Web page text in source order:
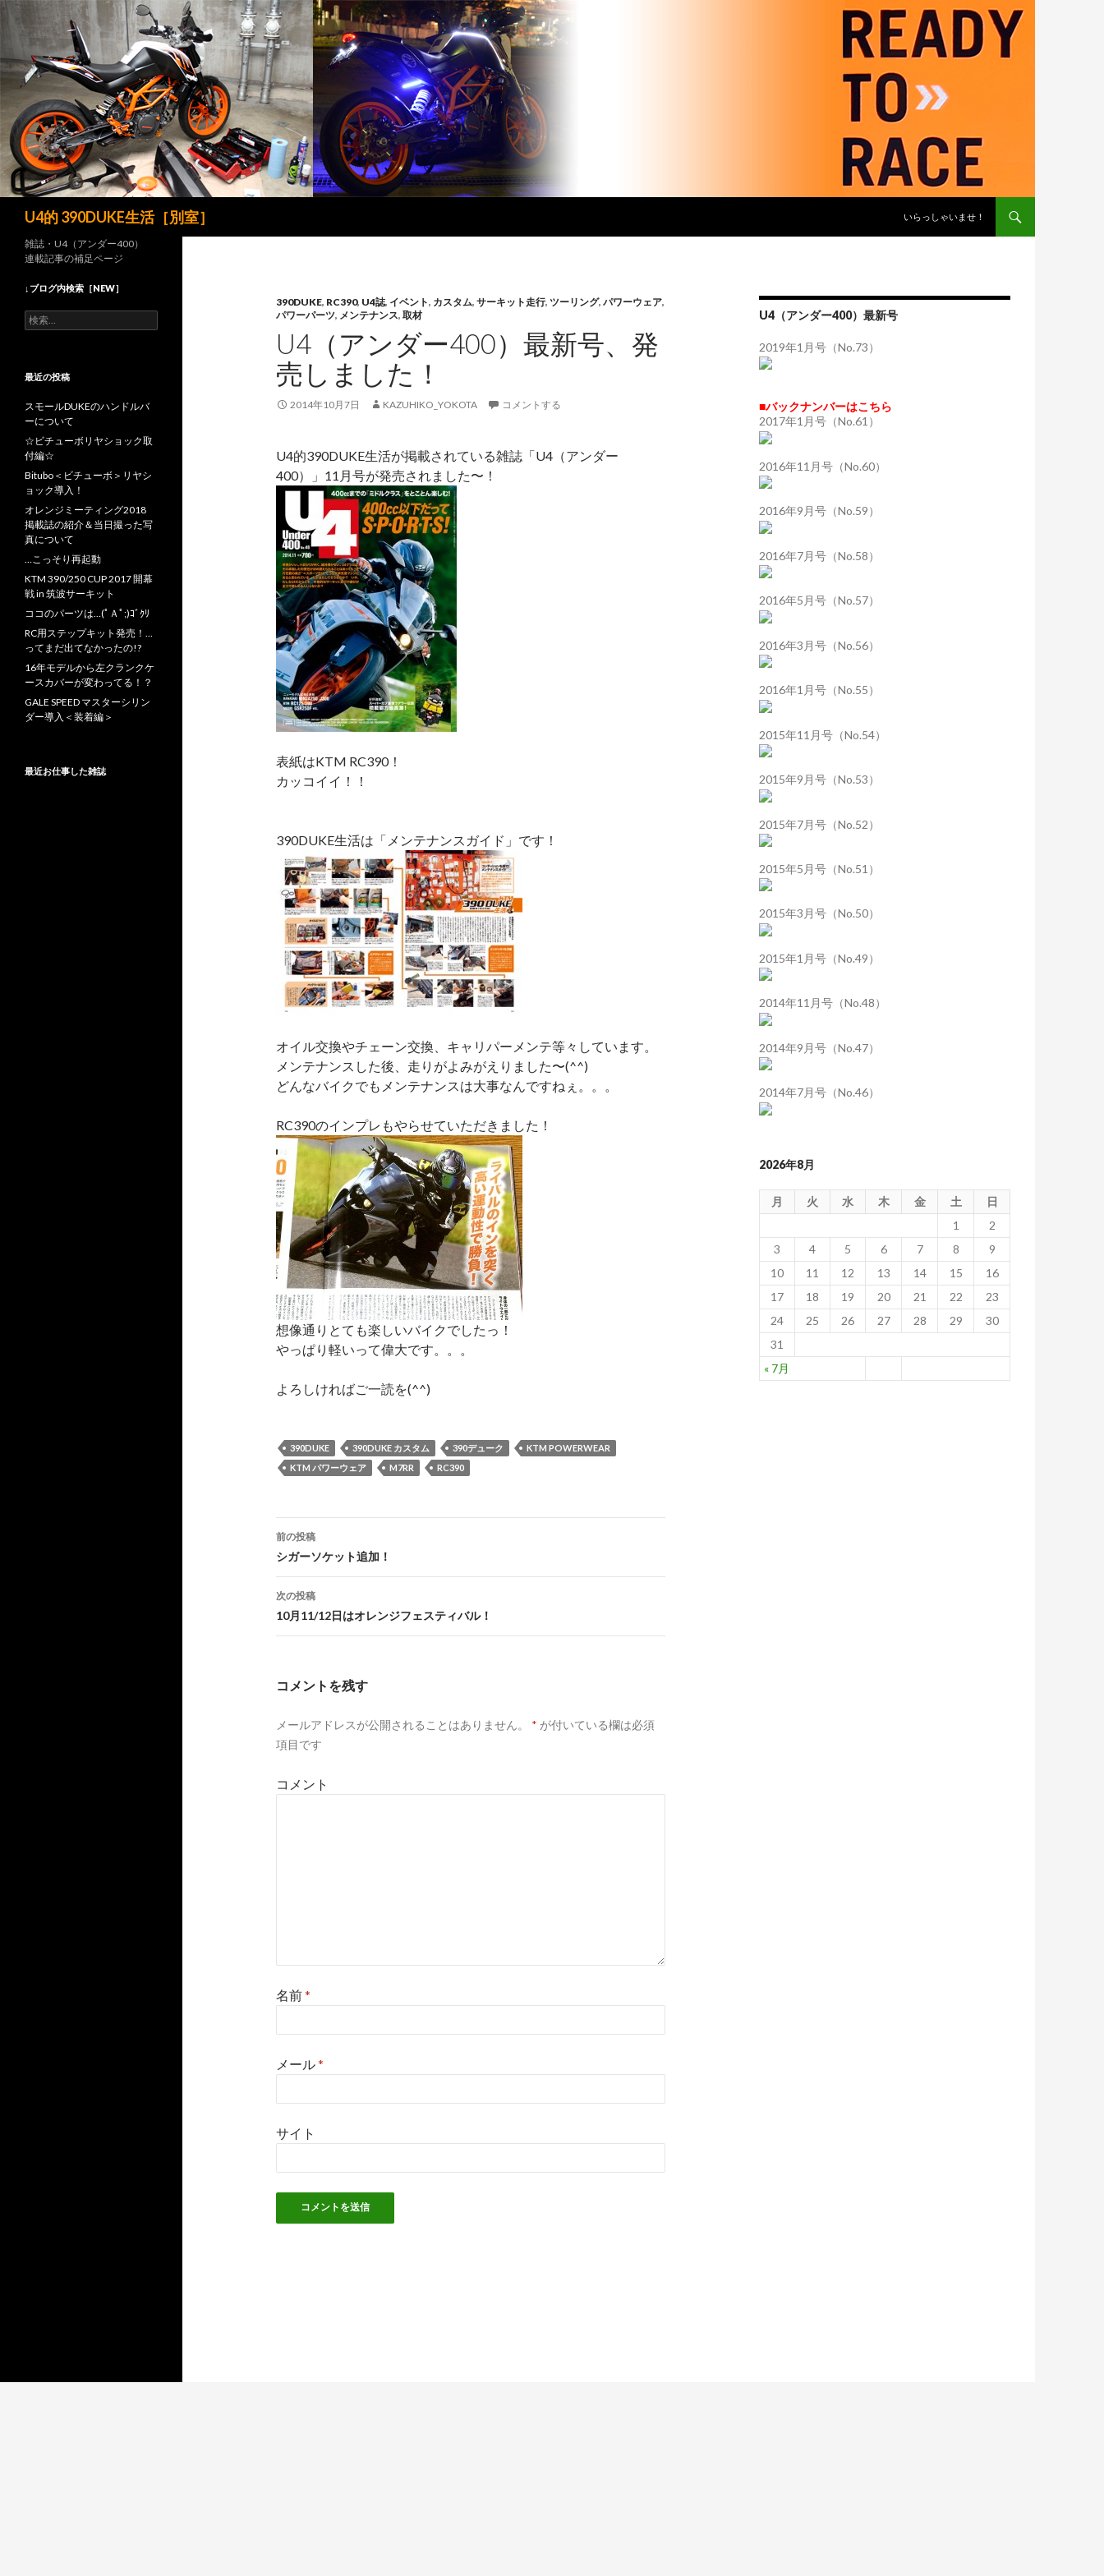
U4的 390DUKE生活［別室］
いらっしゃいませ！
390DUKE, RC390, U4誌, イベント, カスタム, サーキット走行, ツーリング, パワーウェア,
パワーパーツ, メンテナンス, 取材
U4（アンダー400）最新号、発
売しました！
2014年10月7日 KAZUHIKO_YOKOTA コメントする
U4的390DUKE生活が掲載されている雑誌「U4（アンダー
400）」11月号が発売されました〜！
表紙はKTM RC390！
カッコイイ！！
390DUKE生活は「メンテナンスガイド」です！
オイル交換やチェーン交換、キャリパーメンテ等々しています。
メンテナンスした後、走りがよみがえりました〜(^^)
どんなバイクでもメンテナンスは大事なんですねぇ。。。
RC390のインプレもやらせていただきました！
想像通りとても楽しいバイクでしたっ！
やっぱり軽いって偉大です。。。
よろしければご一読を(^^)
390DUKE 390DUKE カスタム 390デューク
KTM POWERWEAR
KTM パワーウェア
M7RR RC390
投
稿
ナ
ゲ
シ
ン
前の投稿
シガーソケット追加！
次の投稿
10月11/12日はオレンジフェスティバル！
コメントを残す
メールアドレスが公開されることはありません。 * が付いている欄は必須
項目です
コメント
名前*
メール*
サイト
U4（アンダー400）最新号
2019年1月号（No.73）
■バックナンバーはこちら
2017年1月号（No.61）
2016年11月号（No.60）
2016年9月号（No.59）
2016年7月号（No.58）
2016年5月号（No.57）
2016年3月号（No.56）
2016年1月号（No.55）
2015年11月号（No.54）
2015年9月号（No.53）
2015年7月号（No.52）
2015年5月号（No.51）
2015年3月号（No.50）
2015年1月号（No.49）
2014年11月号（No.48）
2014年9月号（No.47）
2014年7月号（No.46）
2026年8月
月 火 水 木 金 土 日
« 7月
1
2
3
4 5 6 7 8
9
10
11 12 13 14 15
16
17
18 19 20 21 22
23
24
25 26 27 28 29
30
31
雑誌・U4（アンダー400）
連載記事の補足ページ
↓ブログ内検索［NEW］
検
索
最近の投稿
スモールDUKEのハンドルバ
ーについて
☆ビチューボリヤショック取
付編☆
Bitubo＜ビチューボ＞リヤシ
ョック導入！
オレンジミーティング2018
掲載誌の紹介＆当日撮った写
真について
…こっそり再起動
KTM 390/250 CUP 2017 開幕
戦 in 筑波サーキット
ココのパーツは…(ﾟＡﾟ;)ｺﾞｸﾘ
RC用ステップキット発売！…
ってまだ出てなかったの!?
16年モデルから左クランクケ
ースカバーが変わってる！？
GALE SPEED マスターシリン
ダー導入＜装着編＞
最近お仕事した雑誌